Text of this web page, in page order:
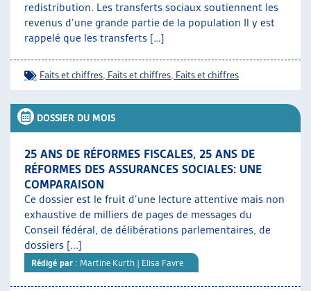
redistribution. Les transferts sociaux soutiennent les
revenus d’une grande partie de la population Il y est
rappelé que les transferts […]
Faits et chiffres Faits et chiffres Faits et chiffres
DOSSIER DU MOIS
25 ANS DE RÉFORMES FISCALES, 25 ANS DE
RÉFORMES DES ASSURANCES SOCIALES: UNE
COMPARAISON
Ce dossier est le fruit d’une lecture attentive mais non
exhaustive de milliers de pages de messages du
Conseil fédéral, de délibérations parlementaires, de
dossiers [...]
Rédigé par : Martine Kurth | Elisa Favre